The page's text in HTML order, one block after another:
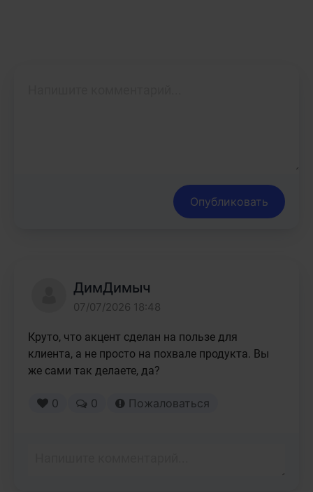
Опубликовать
ДимДимыч
07/07/2026 18:48
Круто, что акцент сделан на пользе для
клиента, а не просто на похвале продукта. Вы
же сами так делаете, да?
0 0 Пожаловаться